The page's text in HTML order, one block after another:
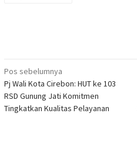
Navigasi
pos
Pos sebelumnya
Pj Wali Kota Cirebon: HUT ke 103
RSD Gunung Jati Komitmen
Tingkatkan Kualitas Pelayanan